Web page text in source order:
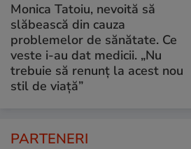
Monica Tatoiu, nevoită să
slăbească din cauza
problemelor de sănătate. Ce
veste i-au dat medicii. „Nu
trebuie să renunț la acest nou
stil de viață”
PARTENERI